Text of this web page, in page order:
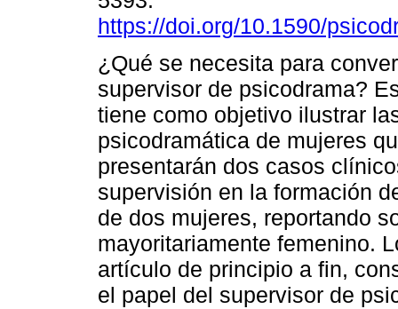
https://doi.org/10.1590/
¿Qué se necesita para
supervisor de psicodrama?
tiene como objetivo ilustrar
psicodramática de mujeres
presentarán dos casos
supervisión en la formación
de dos mujeres, reportando
mayoritariamente femenino.
artículo de principio a fin,
el papel del supervisor de